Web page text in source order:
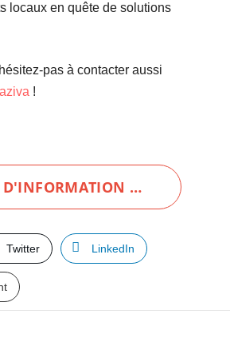
locaux en quête de solutions
pas à contacter aussi
!
D'INFORMATION …
Twitter LinkedIn